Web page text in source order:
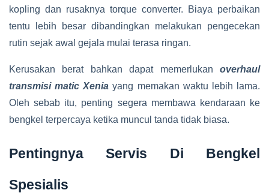
kopling dan rusaknya torque converter. Biaya perbaikan
tentu lebih besar dibandingkan melakukan pengecekan
rutin sejak awal gejala mulai terasa ringan.
Kerusakan berat bahkan dapat memerlukan overhaul
transmisi matic Xenia yang memakan waktu lebih lama.
Oleh sebab itu, penting segera membawa kendaraan ke
bengkel terpercaya ketika muncul tanda tidak biasa.
Pentingnya Servis Di Bengkel
Spesialis